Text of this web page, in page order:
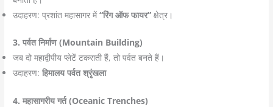
उदाहरण: प्रशांत महासागर में“रिंग ऑफ फायर” क्षेत्र।
3. पर्वत निर्माण (Mountain Building)
जब दो महाद्वीपीय प्लेटें टकराती हैं, तो पर्वत बनते हैं।
उदाहरण:हिमालय पर्वत श्रृंखला
4. महासागरीय गर्त (Oceanic Trenches)